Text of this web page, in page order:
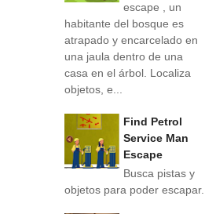
escape , un
habitante del bosque es
atrapado y encarcelado en
una jaula dentro de una
casa en el árbol. Localiza
objetos, e...
Find Petrol
Service Man
Escape
Busca pistas y
objetos para poder escapar.